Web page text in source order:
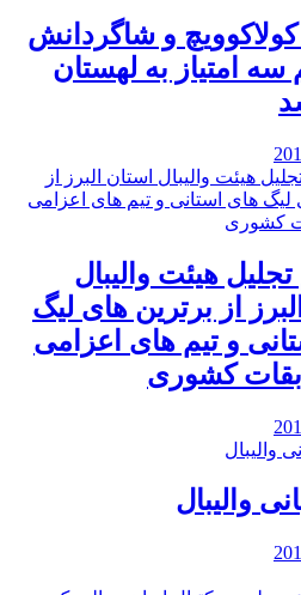
کولاکوویچ و شاگردانش
سه امتیاز به لهستان
هیئت والیبال
از برترین های لیگ
و تیم های اعزامی
کشوری
والیبال